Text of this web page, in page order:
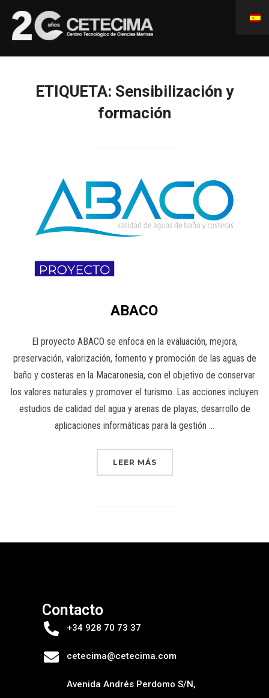
ETIQUETA: Sensibilización y
formación
ABACO
El proyecto ABACO se enfoca en la evaluación, mejora,
preservación, valorización, fomento y promoción de las aguas de
baño y costeras en la Macaronesia, con el objetivo de conservar
los valores naturales y promover el turismo. Las acciones incluyen
estudios de calidad del agua y arenas de playas, desarrollo de
aplicaciones informáticas para la gestión …
LEER MÁS
Contacto
+34 928 70 73 37
cetecima@cetecima.com
Avenida Andrés Perdomo S/N,